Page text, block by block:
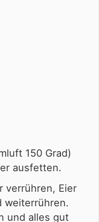
150 Grad)
ausfetten.
verrühren, Eier
weiterrühren.
und alles gut